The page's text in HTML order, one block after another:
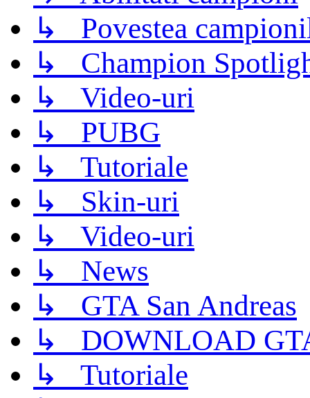
↳ Povestea
↳ Champion
↳ Video-uri
↳ PUBG
↳ Tutoriale
↳ Skin-uri
↳ Video-uri
↳ News
↳ GTA San Andreas
↳ DOWNLOAD
↳ Tutoriale